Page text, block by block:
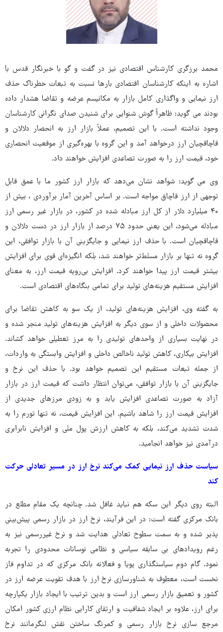
محمد برزگری کارشناس اقتصادی نیز در گفت و گو با خبرنگار قدس با
اشاره به اینکه کارشناسان اقتصادی بارها نسبت به تبعات خطرناک حذف
ارز نیمایی و واگذاری کامل بازار به مکانیسم عرضه و تقاضا هشدار داده
بودند می گوید: ظاهراً گوش شنوایی برای شنیدن صدای نگرانی کارشناسان
وجود نداشته است. با این تصمیم، عملاً بازار ارز به انحصار دلالان و
قاچاقچیان ارز درخواهد آمد و این گروه با بهره‌گیری از موقعیت انحصاری
خود، قیمت ارز را به صورت تصاعدی افزایش خواهند داد.
وی می گوید: شواهد نشان می‌دهد که بازار ارز کشور ما با عمق قابل
توجهی از ارز قاچاق مواجه است. بر اساس آخرین آمار برآوردی ، بیش از
۴۰ میلیارد دلار از کل ارز مبادله شده در کشور، در بازار غیر رسمی ارز
مبادله می‌شود، این یعنی حدود ۷۵ درصد از بازار ارز در دست دلالان و
قاچاقچیان است. با حذف ارز نیمایی و جایگزینی آن با بازار توافقی، این
گروه نه تنها بر بازار مسلط‌تر خواهند شد، بلکه انگیزه‌ای قوی برای افزایش
بیشتر قیمت ارز پیدا خواهند کرد. افزایش بی‌رویه قیمت ارز، به معنای
افزایش مستقیم هزینه‌های تولید برای تمامی بنگاه‌های اقتصادی است.
به گفته وی، افزایش هزینه‌های تولید، از یک سو به کاهش تقاضا برای
محصولات داخلی و از سوی دیگر به افزایش هزینه‌های تولید منجر شده و
در نهایت بسیاری از واحدهای تولیدی را به مرز تعطیلی خواهد کشاند.
افزایش بیکاری، کاهش تولید ناخالص داخلی و افزایش وابستگی به واردات،
از جمله تبعات مستقیم این تصمیم خواهد بود. با حذف این نرخ و
جایگزینی آن با بازار توافقی، می‌توان انتظار داشت که قیمت ارز در بازار
آزاد به صورت تصاعدی افزایش یابد و به زودی مرزهای جدیدی از
افزایش قیمت ارز را شاهد باشیم. این افزایش قیمت، نه تنها تورم را به
شدت تشدید می‌کند، بلکه به کاهش ارزش پول ملی و افزایش نابرابری
درآمدی نیز خواهد انجامید.
سیاست حذف ارز نیمایی کمک می‌کند نرخ ارز در مسیر تعادلی حرکت
کند
البته روی دیگر این سکه هم نباید غافل شد. چنانچه یک مقام مطلع در
بانک مرکزی گفته است: در این فرآیند، نرخ ارز در بازار رسمی پیش‌بینی
پذیر شده و به سمت سطوح تعادلی هدایت شد و نرخ غیررسمی نیز به
رغم رویدادهای بی سابقه سیاسی و نظامی نوسانات محدودی را تجربه
نمود. گام دوم سیاستگذاری پویا و فعالانه بانک مرکزی که در تداوم فاز
نخست است، معطوف به شناورسازی نرخ ارز با هدف تقویت عرضه ارز در
کشور و تعمیق بازار رسمی ارز است و بدین ترتیب با ایجاد بازار یکپارچه
برای ارز، علاوه بر ایجاد شفافیت و ارتقای کارایی نظام ارزی کشور امکان
مرجع سازی نرخ بازار رسمی و کمرنگ ساختن نقش لنگرمانند نرخ